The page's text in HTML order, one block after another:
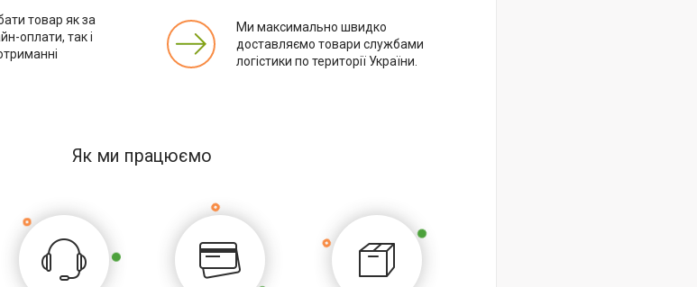
товар як за
оплати, так і
Ми максимально швидко
доставляємо товари службами
логістики по території України.
Як ми працюємо